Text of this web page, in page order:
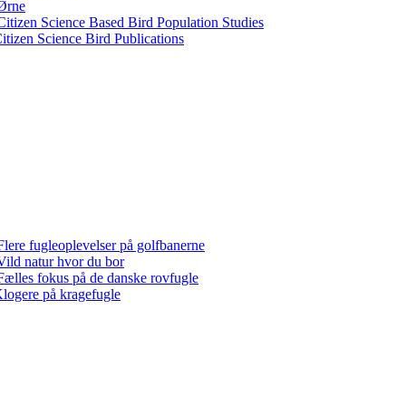
Science Based Bird Population Studies
Science Bird Publications
fugleoplevelser på golfbanerne
natur hvor du bor
fokus på de danske rovfugle
på kragefugle